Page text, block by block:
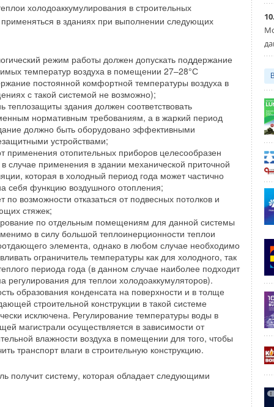
холодоаккумулирования в строительных
применяться в зданиях при выполнении следующих
режим работы должен допускать поддержание
температур воздуха в помещении 27–28°С
постоянной комфортной температуры воздуха в
с такой системой не возможно);
теплозащиты здания должен соответствовать
нормативным требованиям, а в жаркий период
должно быть оборудовано эффективными
устройствами;
применения отопительных приборов целесообразен
в случае применения в здании механической приточной
которая в холодный период года может частично
себя функцию воздушного отопления;
по возможности отказаться от подвесных потолков и
стяжек;
по отдельным помещениям для данной системы
в силу большой теплоинерционности теплои
элемента, однако в любом случае необходимо
ограничитель температуры как для холодного, так
периода года (в данном случае наиболее подходит
регулирования для теплои холодоаккумуляторов).
образования конденсата на поверхности и в толще
строительной конструкции в такой системе
исключена. Регулирование температуры воды в
магистрали осуществляется в зависимости от
влажности воздуха в помещении для того, чтобы
транспорт влаги в строительную конструкцию.
получит систему, которая обладает следующими
— ROCKWOOL, Isover и URSA, активно развиваются,
увеличивают продажи.
видов теплоизоляционных материалов, и
ваты, то ведущим производителем является
—URSAи Isover. Это обусловлено, я считаю тем, что
международными. Они работают по международным
хорошими знаниями, своими ноу-хау, знают, как
и как ее продавать.
в настоящее время в российском
фактор сезонности?
есть. Таким спадом или мертвым сезоном обычно
март, а пиком сезона является конец лета. Причем
фактор сезонности был выше, нежели сейчас. Мы
компании стали в последнее время лучше
строительных работ и придерживаться графика. Это
сезонности использования теплоизоляционных
есть определенные виды работ, которые нельзя
-30 градусах, но сезонные колебания спроса сейчас не
Страна у нас большая и сезонность на Урале и Сибири
и немного по-другому, нежели в Москве и Петербурге.
материалов, кто в них
оно может дать?